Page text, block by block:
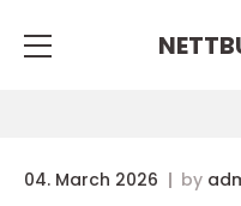
04. March 2026 by